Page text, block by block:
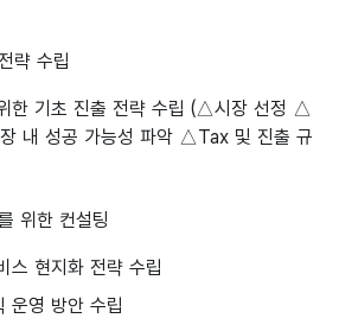
략 수립
한 기초 진출 전략 수립 (△시장 선정 △
내 성공 가능성 파악 △Tax 및 진출 규
위한 컨설팅
스 현지화 전략 수립
운영 방안 수립